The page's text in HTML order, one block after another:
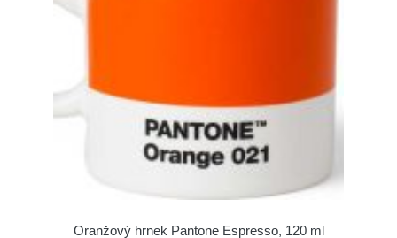
Oranžový hrnek Pantone Espresso, 120 ml